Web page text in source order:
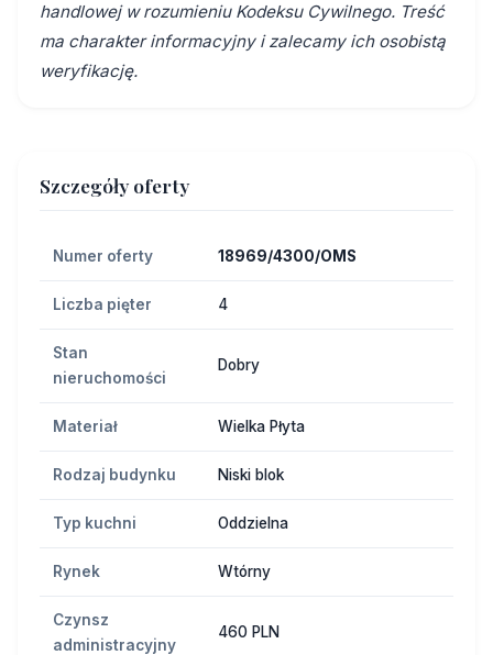
handlowej w rozumieniu Kodeksu Cywilnego. Treść
ma charakter informacyjny i zalecamy ich osobistą
weryfikację.
Szczegóły oferty
Numer oferty 18969/4300/OMS
Liczba pięter 4
Stan
nieruchomości
Dobry
Materiał Wielka Płyta
Rodzaj budynku Niski blok
Typ kuchni Oddzielna
Rynek Wtórny
Czynsz
administracyjny
460 PLN